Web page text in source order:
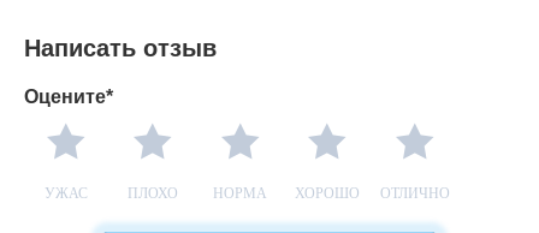
Написать отзыв
Оцените*
УЖАС ПЛОХО НОРМА ХОРОШО ОТЛИЧНО